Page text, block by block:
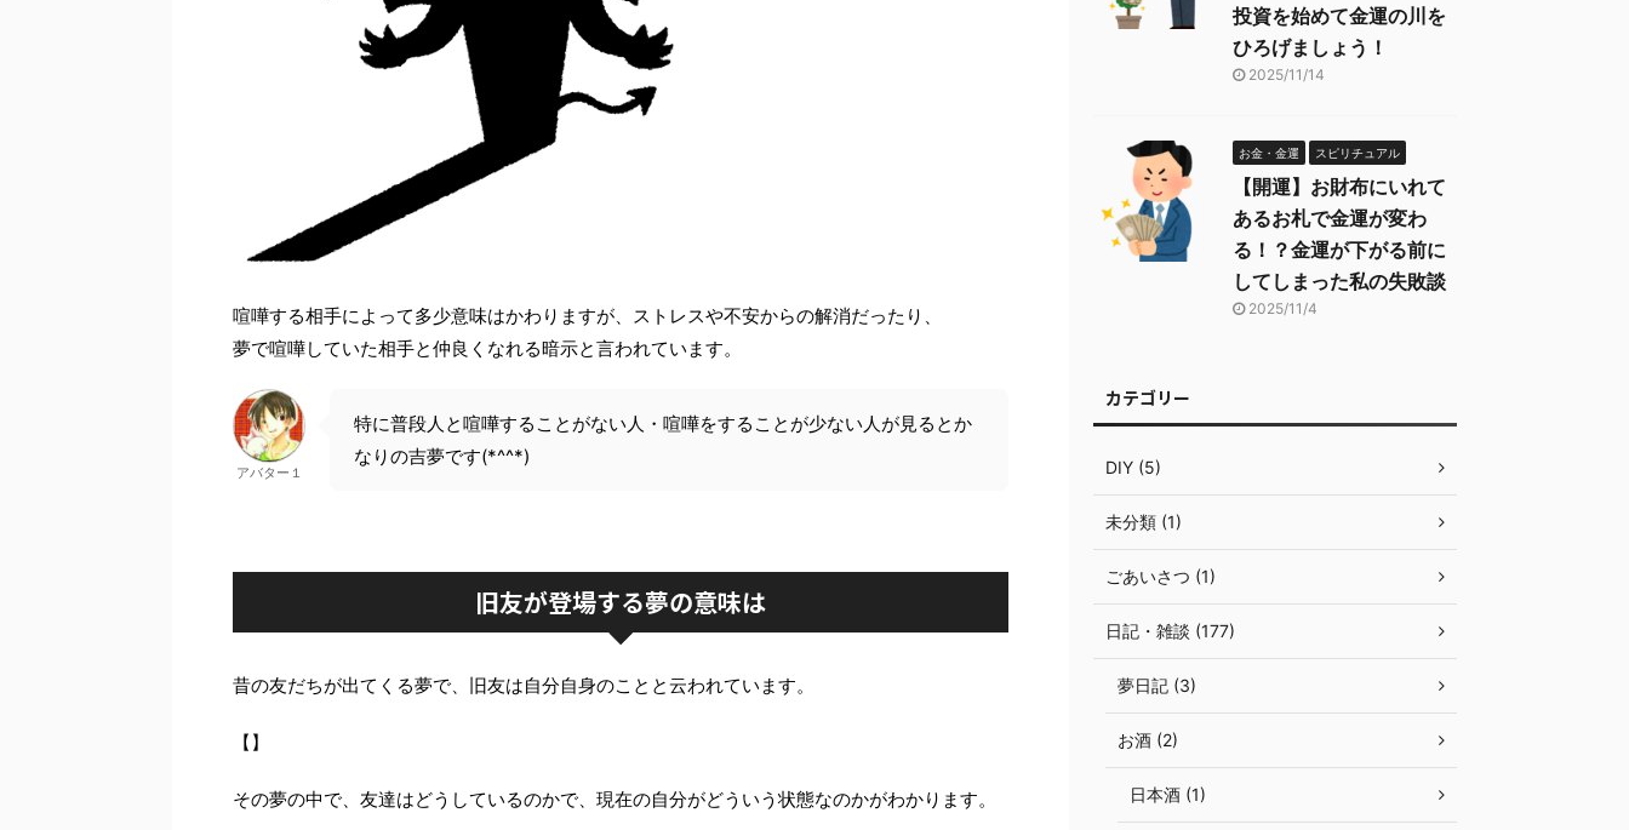
喧嘩する相手によって多少意味はかわりますが、ストレスや不安からの解消だったり、
夢で喧嘩していた相手と仲良くなれる暗示と言われています。
アバター１
特に普段人と喧嘩することがない人・喧嘩をすることが少ない人が見るとか
なりの吉夢です(*^^*)
旧友が登場する夢の意味は
昔の友だちが出てくる夢で、旧友は自分自身のことと云われています。
【】
その夢の中で、友達はどうしているのかで、現在の自分がどういう状態なのかがわかります。
投資を始めて金運の川を
ひろげましょう！
2025/11/14
お金・金運 スピリチュアル
【開運】お財布にいれて
あるお札で金運が変わ
る！？金運が下がる前に
してしまった私の失敗談
2025/11/4
カテゴリー
DIY (5)
未分類 (1)
ごあいさつ (1)
日記・雑談 (177)
夢日記 (3)
お酒 (2)
日本酒 (1)